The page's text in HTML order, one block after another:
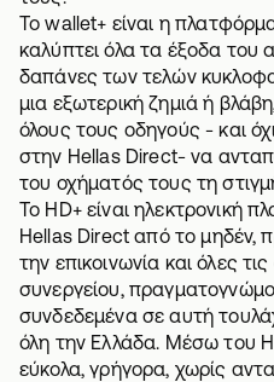
Το wallet+ είναι η
καλύπτει όλα τα έξοδα του
δαπάνες των τελών
μια εξωτερική ζημιά ή
όλους τους οδηγούς - και
στην Hellas Direct- να
του οχήματός τους τη
Το HD+ είναι ηλεκτρονική
Hellas Direct από το μηδέν,
την επικοινωνία και όλες
συνεργείου,
συνδεδεμένα σε αυτή
όλη την Ελλάδα. Μέσω του
εύκολα, γρήγορα, χωρίς